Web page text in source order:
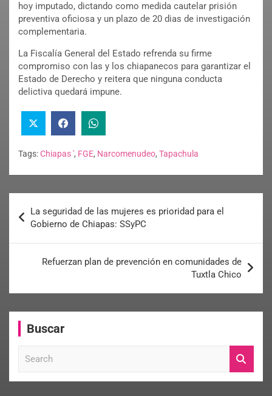
hoy imputado, dictando como medida cautelar prisión
preventiva oficiosa y un plazo de 20 dias de investigación
complementaria.
La Fiscalía General del Estado refrenda su firme
compromiso con las y los chiapanecos para garantizar el
Estado de Derecho y reitera que ninguna conducta
delictiva quedará impune.
Tags:Chiapas ', FGE, Narcomenudeo, Tapachula
La seguridad de las mujeres es prioridad para el
Gobierno de Chiapas: SSyPC
Refuerzan plan de prevención en comunidades de
Tuxtla Chico
Buscar